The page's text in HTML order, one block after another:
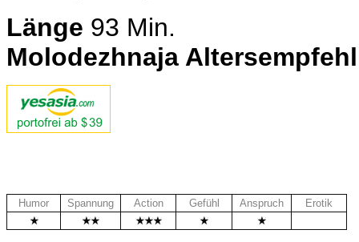
Länge 93 Min.
Molodezhnaja
Humor Spannung Action Gefühl Anspruch
Erotik